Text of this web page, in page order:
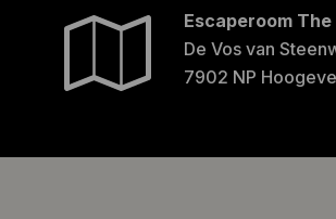
Escaperoom
De Vos van
7902 NP